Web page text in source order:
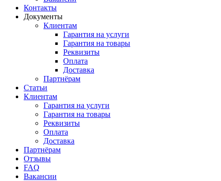
Контакты
Документы
Клиентам
Гарантия на услуги
Гарантия на товары
Реквизиты
Оплата
Доставка
Партнёрам
Статьи
Клиентам
Гарантия на услуги
Гарантия на товары
Реквизиты
Оплата
Доставка
Партнёрам
Отзывы
FAQ
Вакансии